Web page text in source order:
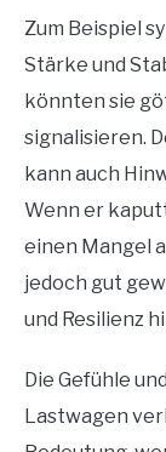
Zum Beispiel
Stärke und
könnten sie
signalisieren.
kann auch
Wenn er
einen Mangel
jedoch gut
und Resilienz
Die Gefühle
Lastwagen